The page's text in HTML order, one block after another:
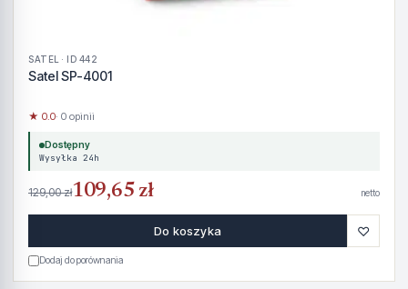
SATEL · ID 442
Satel SP-4001
★ 0.0· 0 opinii
Dostępny
Wysyłka 24h
129,00 zł109,65 zł netto
Do koszyka ♡
Dodaj do porównania